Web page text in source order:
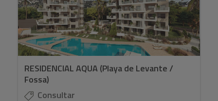
RESIDENCIAL AQUA (Playa de Levante /
Fossa)
Consultar